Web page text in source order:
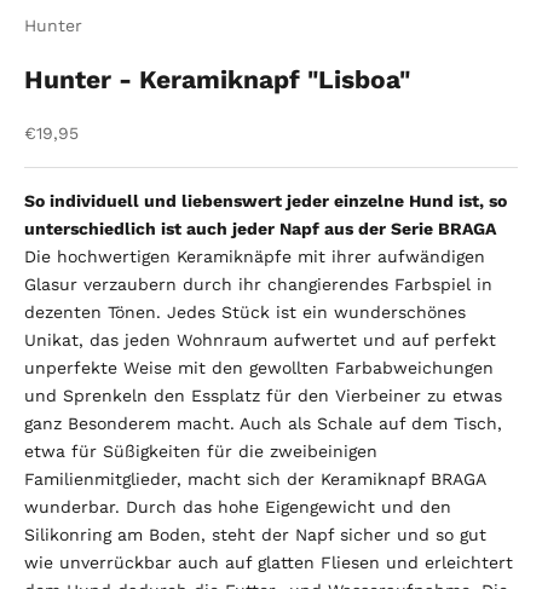
Hunter
Hunter - Keramiknapf "Lisboa"
Angebot
€19,95
So individuell und liebenswert jeder einzelne Hund ist, so
unterschiedlich ist auch jeder Napf aus der Serie BRAGA
Die hochwertigen Keramiknäpfe mit ihrer aufwändigen
Glasur verzaubern durch ihr changierendes Farbspiel in
dezenten Tönen. Jedes Stück ist ein wunderschönes
Unikat, das jeden Wohnraum aufwertet und auf perfekt
unperfekte Weise mit den gewollten Farbabweichungen
und Sprenkeln den Essplatz für den Vierbeiner zu etwas
ganz Besonderem macht. Auch als Schale auf dem Tisch,
etwa für Süßigkeiten für die zweibeinigen
Familienmitglieder, macht sich der Keramiknapf BRAGA
wunderbar. Durch das hohe Eigengewicht und den
Silikonring am Boden, steht der Napf sicher und so gut
wie unverrückbar auch auf glatten Fliesen und erleichtert